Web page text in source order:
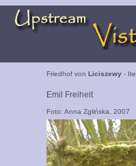
Friedhof von Liciszewy -
Emil Freiheit
Foto: Anna Zglińska, 2007